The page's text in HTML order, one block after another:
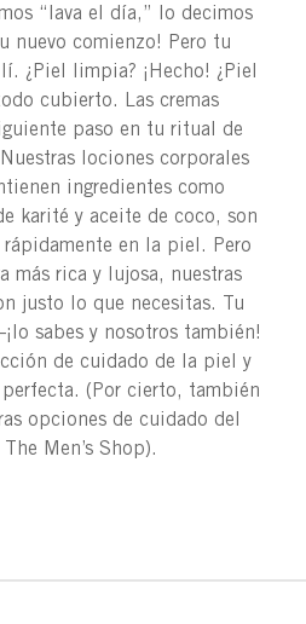
“lava el día,” lo decimos
nuevo comienzo! Pero tu
¿Piel limpia? ¡Hecho! ¿Piel
cubierto. Las cremas
paso en tu ritual de
lociones corporales
ingredientes como
karité y aceite de coco, son
rápidamente en la piel. Pero
más rica y lujosa, nuestras
justo lo que necesitas. Tu
sabes y nosotros también!
de cuidado de la piel y
(Por cierto, también
opciones de cuidado del
Men’s Shop).